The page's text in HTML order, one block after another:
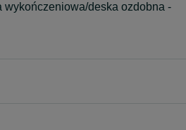
wykończeniowa/deska ozdobna -